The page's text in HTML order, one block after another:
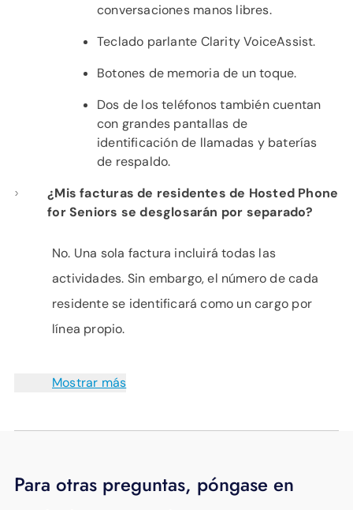
conversaciones manos libres.
Teclado parlante Clarity VoiceAssist.
Botones de memoria de un toque.
Dos de los teléfonos también cuentan
con grandes pantallas de
identificación de llamadas y baterías
de respaldo.
¿Mis facturas de residentes de Hosted Phone
for Seniors se desglosarán por separado?
No. Una sola factura incluirá todas las
actividades. Sin embargo, el número de cada
residente se identificará como un cargo por
línea propio.
Mostrar más
Para otras preguntas, póngase en